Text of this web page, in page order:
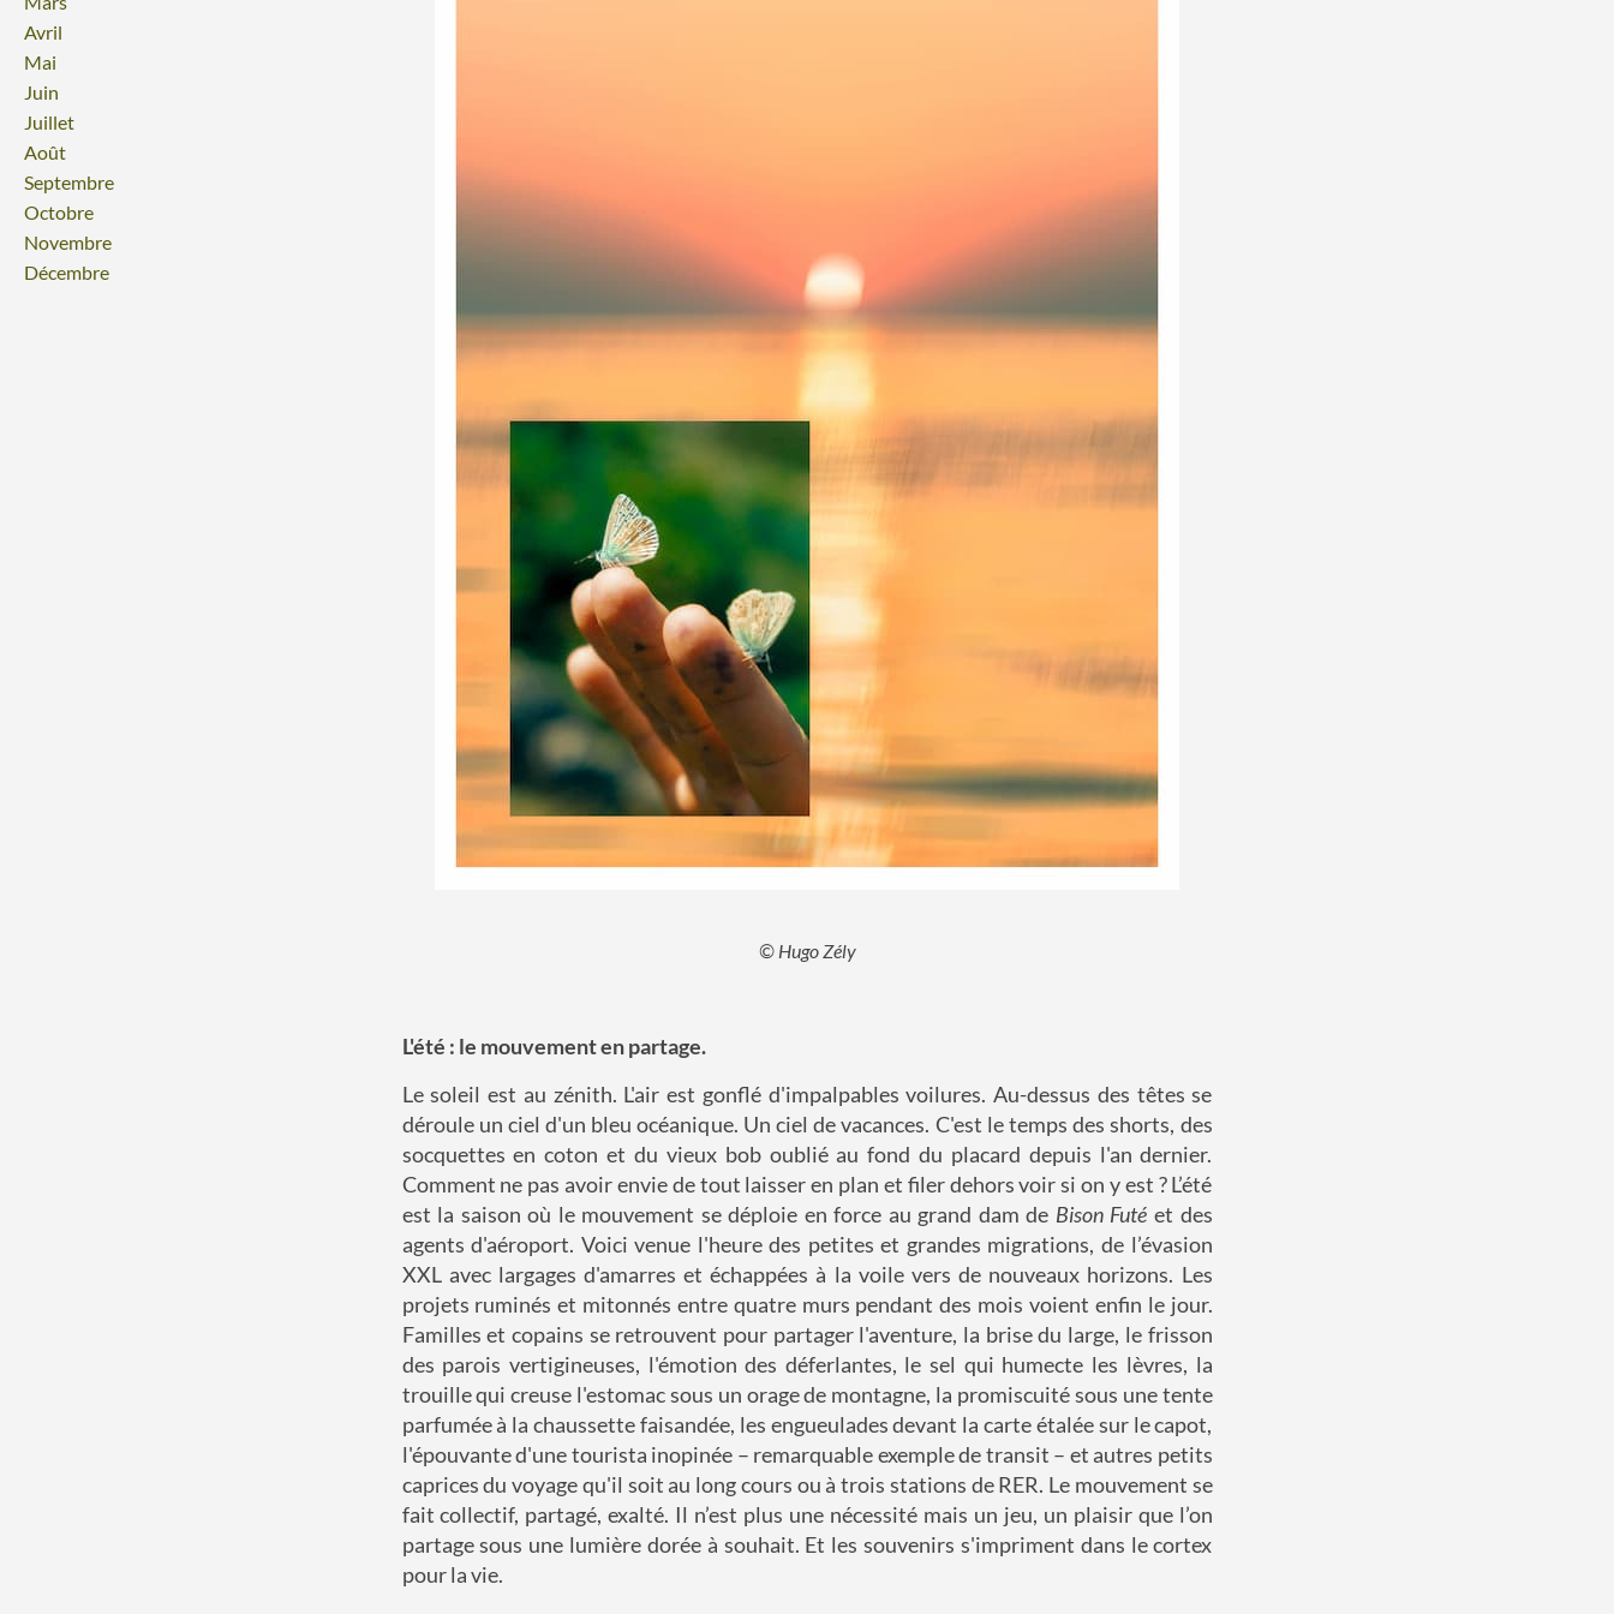
Avril
Mai
Juin
Juillet
Août
Septembre
Octobre
Novembre
Décembre
© Hugo Zély
L'été : le mouvement en partage.
Le soleil est au zénith. L'air est gonflé d'impalpables voilures. Au-dessus des têtes se
déroule un ciel d'un bleu océanique. Un ciel de vacances. C'est le temps des shorts, des
socquettes en coton et du vieux bob oublié au fond du placard depuis l'an dernier.
Comment ne pas avoir envie de tout laisser en plan et filer dehors voir si on y est ? L’été
est la saison où le mouvement se déploie en force au grand dam de Bison Futé et des
agents d'aéroport. Voici venue l'heure des petites et grandes migrations, de l’évasion
XXL avec largages d'amarres et échappées à la voile vers de nouveaux horizons. Les
projets ruminés et mitonnés entre quatre murs pendant des mois voient enfin le jour.
Familles et copains se retrouvent pour partager l'aventure, la brise du large, le frisson
des parois vertigineuses, l'émotion des déferlantes, le sel qui humecte les lèvres, la
trouille qui creuse l'estomac sous un orage de montagne, la promiscuité sous une tente
parfumée à la chaussette faisandée, les engueulades devant la carte étalée sur le capot,
l'épouvante d'une tourista inopinée – remarquable exemple de transit – et autres petits
caprices du voyage qu'il soit au long cours ou à trois stations de RER. Le mouvement se
fait collectif, partagé, exalté. Il n’est plus une nécessité mais un jeu, un plaisir que l’on
partage sous une lumière dorée à souhait. Et les souvenirs s'impriment dans le cortex
pour la vie.